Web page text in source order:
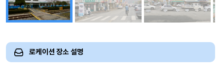
로케이션 장소 설명